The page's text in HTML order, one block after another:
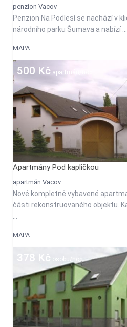
penzion Vacov
Penzion Na Podlesí se nachází v
národního parku Šumava a nabízí ...
MAPA
500 Kčapartmán/noc
Apartmány Pod kapličkou
apartmán Vacov
Nové kompletně vybavené
části rekonstruovaného objektu.
MAPA
378 Kčosobu/noc